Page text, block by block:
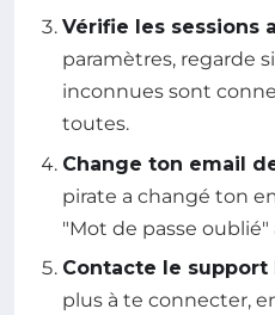
Vérifie les sessions
paramètres, regarde
inconnues sont
toutes.
Change ton email
pirate a changé ton
"Mot de passe
Contacte le support
plus à te connecter,